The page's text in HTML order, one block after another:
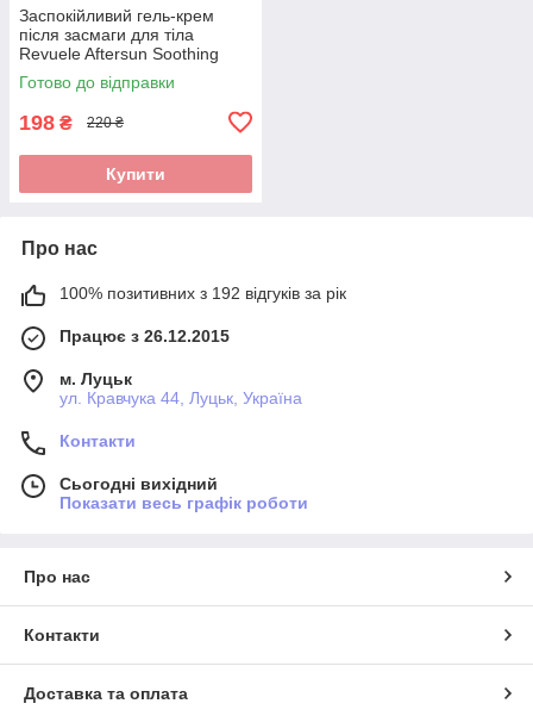
Заспокійливий гель-крем
після засмаги для тіла
Revuele Aftersun Soothing
Gel-Cream 200 мл
Готово до відправки
198 ₴ 220 ₴
Купити
Про нас
100% позитивних з 192 відгуків за рік
Працює з 26.12.2015
м. Луцьк
ул. Кравчука 44, Луцьк, Україна
Контакти
Сьогодні вихідний
Показати весь графік роботи
Про нас
Контакти
Доставка та оплата